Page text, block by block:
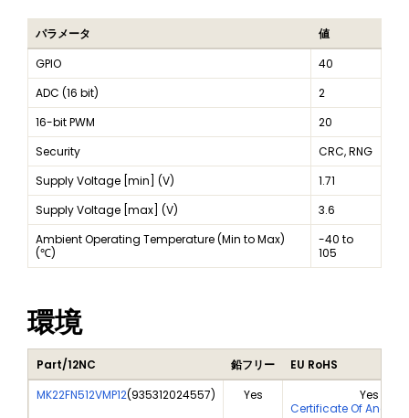
パラメータ
値
GPIO
40
ADC (16 bit)
2
16-bit PWM
20
Security
CRC, RNG
Supply Voltage [min] (V)
1.71
Supply Voltage [max] (V)
3.6
Ambient Operating Temperature (Min to Max)
(℃)
-40 to
105
環境
Part/12NC 鉛フリー
EU RoHS
MK22FN512VMP12(935312024557) Yes
Yes
Certificate Of